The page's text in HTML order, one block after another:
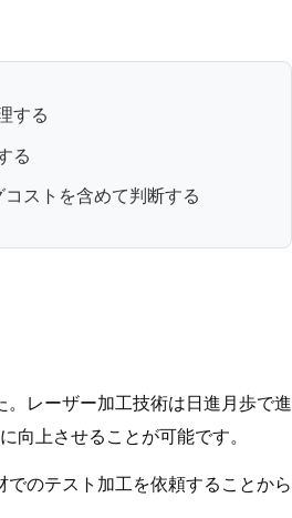
する
る
ストを含めて判断する
レーザー加工技術は日進月歩で進
上させることが可能です。
のテスト加工を依頼することから